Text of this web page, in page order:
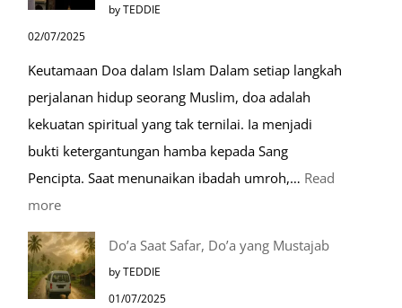
Paket
Umroh
Dengan
Kereta
Cepat
by TEDDIE
02/07/2025
Keutamaan Doa dalam Islam Dalam setiap langkah
perjalanan hidup seorang Muslim, doa adalah
kekuatan spiritual yang tak ternilai. Ia menjadi
bukti ketergantungan hamba kepada Sang
Pencipta. Saat menunaikan ibadah umroh,… Read
more:
Tempat-
Tempat
Mustajab
Do’a Saat Safar, Do’a yang Mustajab
by TEDDIE
01/07/2025